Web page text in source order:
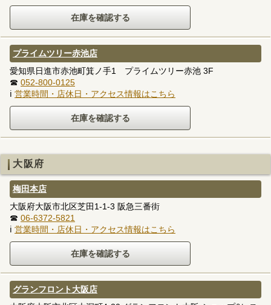
プライムツリー赤池店
愛知県日進市赤池町箕ノ手1 プライムツリー赤池 3F
☎ 052-800-0125
ℹ 営業時間・店休日・アクセス情報はこちら
大阪府
梅田本店
大阪府大阪市北区芝田1-1-3 阪急三番街
☎ 06-6372-5821
ℹ 営業時間・店休日・アクセス情報はこちら
グランフロント大阪店